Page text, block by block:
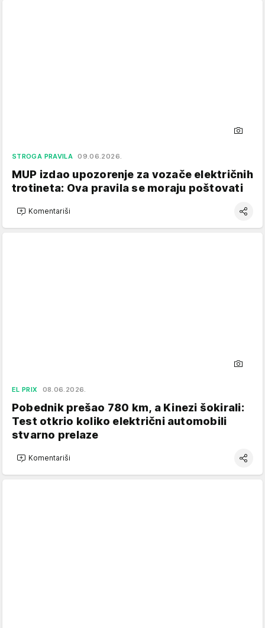
STROGA PRAVILA 09.06.2026.
MUP izdao upozorenje za vozače električnih
trotineta: Ova pravila se moraju poštovati
Komentariši
EL PRIX 08.06.2026.
Pobednik prešao 780 km, a Kinezi šokirali:
Test otkrio koliko električni automobili
stvarno prelaze
Komentariši